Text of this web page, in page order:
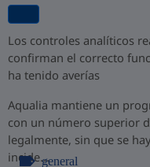
Los controles analíticos
confirman el correcto
ha tenido averías
Aqualia mantiene un
con un número superior
legalmente, sin que se
incide...general